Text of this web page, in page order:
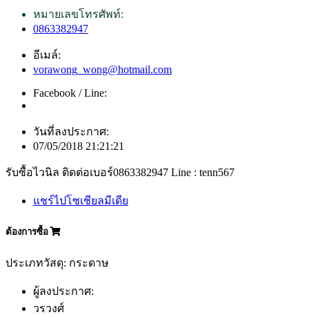
หมายเลขโทรศัพท์:
0863382947
อีเมล์:
vorawong_wong@hotmail.com
Facebook / Line:
วันที่ลงประกาศ:
07/05/2018 21:21:21
รับซื้อไวนิล ติดต่อเบอร์0863382947 Line : tenn567
แชร์ไปโซเชียลมีเดีย
ต้องการซื้อ
ประเภทวัสดุ: กระดาษ
ผู้ลงประกาศ:
วรวงศ์